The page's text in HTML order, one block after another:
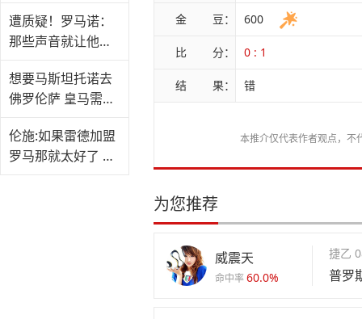
遭质疑！罗马诺：
那些声音就让他们
想要马斯坦托诺去
佛罗伦萨 皇马需承
伦施:如果雷德加盟
罗马那就太好了 我
金 豆： 600
比 分： 0 : 1
结 果： 错
本推介仅代表作者观点，不
为您推荐
威震天
命中率60.0%
捷乙
普罗